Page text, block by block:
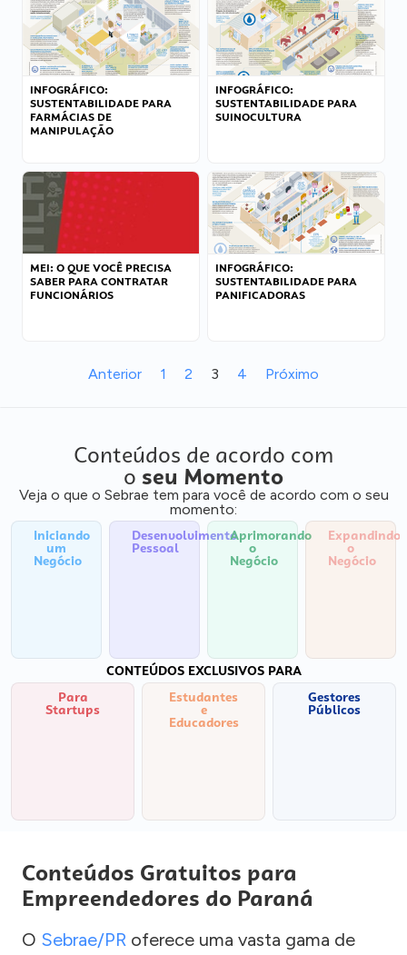
INFOGRÁFICO:
SUSTENTABILIDADE PARA
FARMÁCIAS DE
MANIPULAÇÃO
INFOGRÁFICO:
SUSTENTABILIDADE PARA
SUINOCULTURA
MEI: O QUE VOCÊ PRECISA
SABER PARA CONTRATAR
FUNCIONÁRIOS
INFOGRÁFICO:
SUSTENTABILIDADE PARA
PANIFICADORAS
Anterior 1 2 3 4 Próximo
Conteúdos de acordo com
o seu Momento
Veja o que o Sebrae tem para você de acordo com o seu
momento:
Iniciando
um
Negócio
Desenvolvimento
Pessoal
Aprimorando
o
Negócio
Expandindo
o
Negócio
CONTEÚDOS EXCLUSIVOS PARA
Para
Startups
Estudantes
e
Educadores
Gestores
Públicos
Conteúdos Gratuitos para
Empreendedores do Paraná
O Sebrae/PR oferece uma vasta gama de